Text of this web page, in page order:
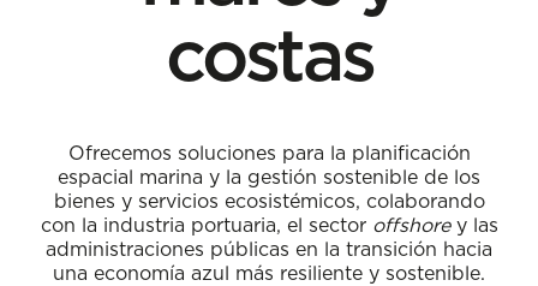
costas
Ofrecemos soluciones para la planificación
espacial marina y la gestión sostenible de los
bienes y servicios ecosistémicos, colaborando
con la industria portuaria, el sector offshorey las
administraciones públicas en la transición hacia
una economía azul más resiliente y sostenible.